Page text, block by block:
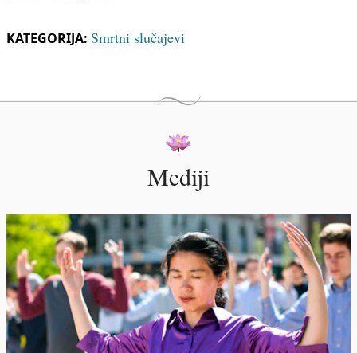
KATEGORIJA: Smrtni slučajevi
Mediji